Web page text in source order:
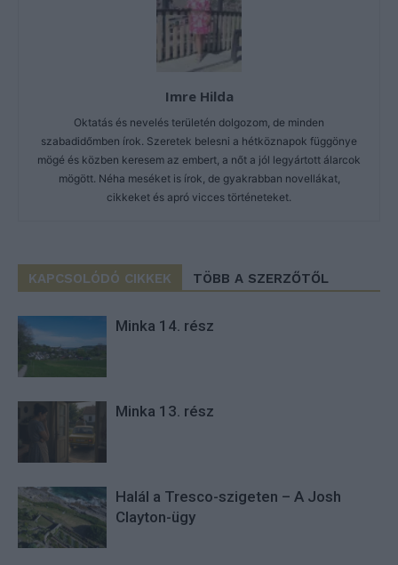
Imre Hilda
Oktatás és nevelés területén dolgozom, de minden
szabadidőmben írok. Szeretek belesni a hétköznapok függönye
mögé és közben keresem az embert, a nőt a jól legyártott álarcok
mögött. Néha meséket is írok, de gyakrabban novellákat,
cikkeket és apró vicces történeteket.
KAPCSOLÓDÓ CIKKEK TÖBB A SZERZŐTŐL
Minka 14. rész
Minka 13. rész
Halál a Tresco-szigeten – A Josh
Clayton-ügy